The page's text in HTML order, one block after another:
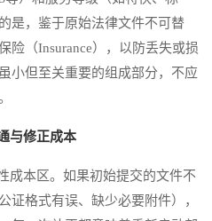
是，鉴于原始法律文件不可替
险（Insurance），以防丢失或损
小但至关重要的组成部分，不应
与修正成本
本区。如果初始提交的文件不
证格式有误、缺少必要附件），